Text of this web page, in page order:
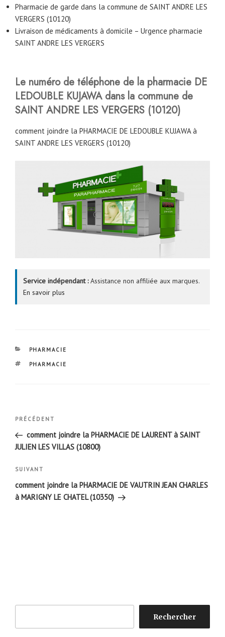
Pharmacie de garde dans la commune de SAINT ANDRE LES
VERGERS (10120)
Livraison de médicaments à domicile – Urgence pharmacie
SAINT ANDRE LES VERGERS
Le numéro de téléphone de la pharmacie DE
LEDOUBLE KUJAWA dans la commune de
SAINT ANDRE LES VERGERS (10120)
comment joindre la PHARMACIE DE LEDOUBLE KUJAWA à
SAINT ANDRE LES VERGERS (10120)
Service indépendant :Assistance non affiliée aux marques.
En savoir plus
CATÉGORIES
PHARMACIE
ÉTIQUETTES
PHARMACIE
Navigation
l’article
Article
précédent
PRÉCÉDENT
comment joindre la PHARMACIE DE LAURENT à SAINT
JULIEN LES VILLAS (10800)
Article
suivant
SUIVANT
comment joindre la PHARMACIE DE VAUTRIN JEAN CHARLES
à MARIGNY LE CHATEL (10350)
Rechercher